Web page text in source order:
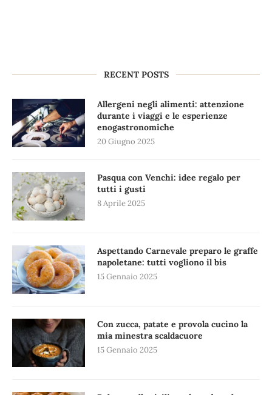
RECENT POSTS
Allergeni negli alimenti: attenzione
durante i viaggi e le esperienze
enogastronomiche
20 Giugno 2025
Pasqua con Venchi: idee regalo per
tutti i gusti
8 Aprile 2025
Aspettando Carnevale preparo le graffe
napoletane: tutti vogliono il bis
15 Gennaio 2025
Con zucca, patate e provola cucino la
mia minestra scaldacuore
15 Gennaio 2025